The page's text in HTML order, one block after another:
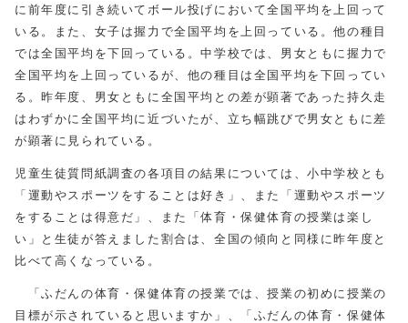
に前年度に引き続いてボール投げにおいて全国平均を上回って
いる。また、女子は握力で全国平均を上回っている。他の種目
では全国平均を下回っている。中学校では、男女ともに握力で
全国平均を上回っているが、他の種目は全国平均を下回ってい
る。昨年度、男女ともに全国平均との差が顕著であった持久走
はわずかに全国平均に近づいたが、立ち幅跳びで男女ともに差
が顕著に見られている。
児童生徒質問紙調査の各項目の結果については、小中学校とも
「運動やスポーツをすることは好き」、また「運動やスポーツ
をすることは得意だ」、また「体育・保健体育の授業は楽し
い」と生徒が答えました割合は、全国の傾向と同様に昨年度と
比べて高くなっている。
「ふだんの体育・保健体育の授業では、授業の初めに授業の
目標が示されていると思いますか」、「ふだんの体育・保健体